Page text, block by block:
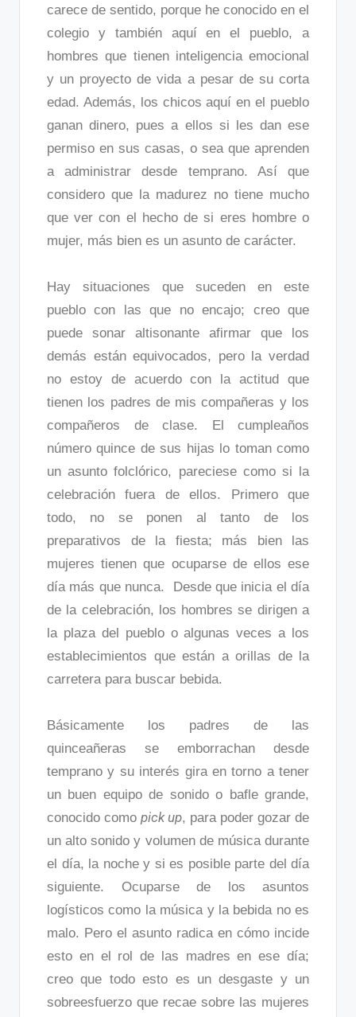
carece de sentido, porque he conocido en el
colegio y también aquí en el pueblo, a
hombres que tienen inteligencia emocional
y un proyecto de vida a pesar de su corta
edad. Además, los chicos aquí en el pueblo
ganan dinero, pues a ellos si les dan ese
permiso en sus casas, o sea que aprenden
a administrar desde temprano. Así que
considero que la madurez no tiene mucho
que ver con el hecho de si eres hombre o
mujer, más bien es un asunto de carácter.
Hay situaciones que suceden en este
pueblo con las que no encajo; creo que
puede sonar altisonante afirmar que los
demás están equivocados, pero la verdad
no estoy de acuerdo con la actitud que
tienen los padres de mis compañeras y los
compañeros de clase. El cumpleaños
número quince de sus hijas lo toman como
un asunto folclórico, pareciese como si la
celebración fuera de ellos. Primero que
todo, no se ponen al tanto de los
preparativos de la fiesta; más bien las
mujeres tienen que ocuparse de ellos ese
día más que nunca. Desde que inicia el día
de la celebración, los hombres se dirigen a
la plaza del pueblo o algunas veces a los
establecimientos que están a orillas de la
carretera para buscar bebida.
Básicamente los padres de las
quinceañeras se emborrachan desde
temprano y su interés gira en torno a tener
un buen equipo de sonido o bafle grande,
conocido como pick up, para poder gozar de
un alto sonido y volumen de música durante
el día, la noche y si es posible parte del día
siguiente. Ocuparse de los asuntos
logísticos como la música y la bebida no es
malo. Pero el asunto radica en cómo incide
esto en el rol de las madres en ese día;
creo que todo esto es un desgaste y un
sobreesfuerzo que recae sobre las mujeres